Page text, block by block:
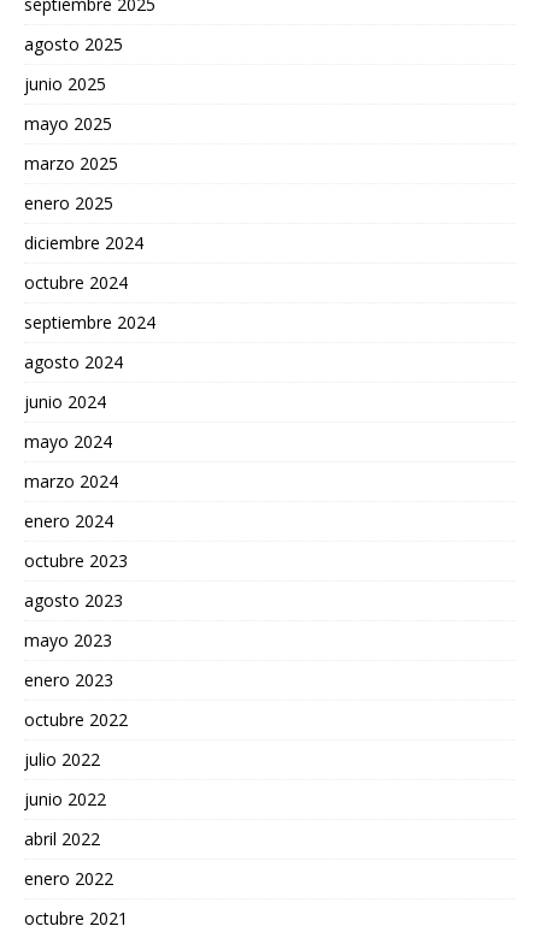
agosto 2025
junio 2025
mayo 2025
marzo 2025
enero 2025
diciembre 2024
octubre 2024
septiembre 2024
agosto 2024
junio 2024
mayo 2024
marzo 2024
enero 2024
octubre 2023
agosto 2023
mayo 2023
enero 2023
octubre 2022
julio 2022
junio 2022
abril 2022
enero 2022
octubre 2021